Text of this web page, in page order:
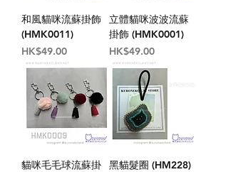
和風貓咪流蘇掛飾
(HMK0011)
價格
HK$49.00
立體貓咪波波流蘇
掛飾 (HMK0001)
價格
HK$49.00
貓咪毛毛球流蘇掛
黑貓髮圈 (HM228)